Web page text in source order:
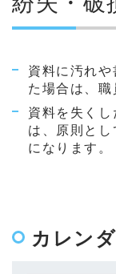
資料に汚れ
た場合は、職
資料を失く
は、原則と
になります。
カレン